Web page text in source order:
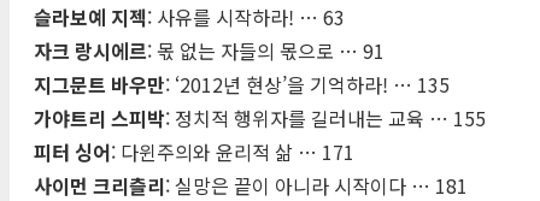
슬라보예 지젝: 사유를 시작하라! … 63
자크 랑시에르: 몫 없는 자들의 몫으로 … 91
지그문트 바우만: ‘2012년 현상’을 기억하라! … 135
가야트리 스피박: 정치적 행위자를 길러내는 교육 … 155
피터 싱어: 다윈주의와 윤리적 삶 … 171
사이먼 크리츨리: 실망은 끝이 아니라 시작이다 … 181